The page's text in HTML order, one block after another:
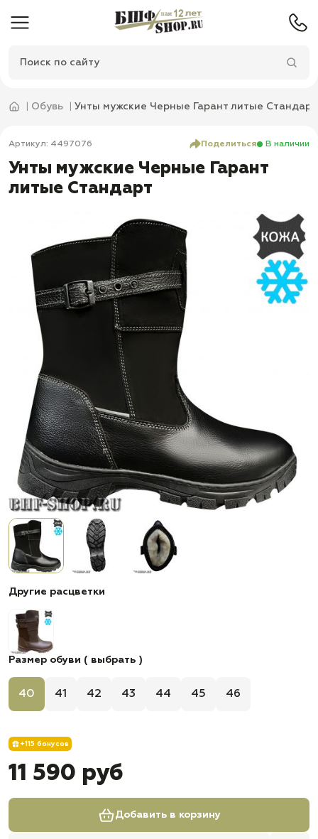
Обувь Унты мужские Черные Гарант литые Стандарт
Артикул: 4497076 Поделиться В наличии
Унты мужские Черные Гарант
литые Стандарт
Другие расцветки
Размер обуви ( выбрать )
40 41 42 43 44 45 46
+115 бонусов
11 590 руб
Добавить в корзину